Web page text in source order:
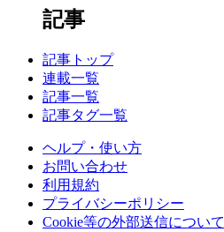
記事
記事トップ
連載一覧
記事一覧
記事タグ一覧
ヘルプ・使い方
お問い合わせ
利用規約
プライバシーポリシー
Cookie等の外部送信について